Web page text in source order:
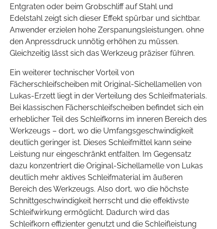
Entgraten oder beim Grobschliff auf Stahl und
Edelstahl zeigt sich dieser Effekt spürbar und sichtbar.
Anwender erzielen hohe Zerspanungsleistungen, ohne
den Anpressdruck unnötig erhöhen zu müssen.
Gleichzeitig lässt sich das Werkzeug präziser führen.
Ein weiterer technischer Vorteil von
Fächerschleifscheiben mit Original-Sichellamellen von
Lukas-Erzett liegt in der Verteilung des Schleifmaterials.
Bei klassischen Fächerschleifscheiben befindet sich ein
erheblicher Teil des Schleifkorns im inneren Bereich des
Werkzeugs – dort, wo die Umfangsgeschwindigkeit
deutlich geringer ist. Dieses Schleifmittel kann seine
Leistung nur eingeschränkt entfalten. Im Gegensatz
dazu konzentriert die Original-Sichellamelle von Lukas
deutlich mehr aktives Schleifmaterial im äußeren
Bereich des Werkzeugs. Also dort, wo die höchste
Schnittgeschwindigkeit herrscht und die effektivste
Schleifwirkung ermöglicht. Dadurch wird das
Schleifkorn effizienter genutzt und die Schleifleistung